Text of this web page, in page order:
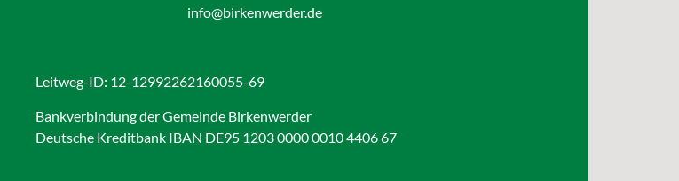
info@birkenwerder.de
Leitweg-ID: 12-12992262160055-69
Bankverbindung der Gemeinde Birkenwerder
Deutsche Kreditbank IBAN DE95 1203 0000 0010 4406 67